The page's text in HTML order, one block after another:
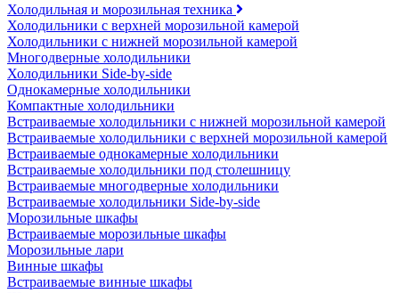
Холодильная и морозильная техника
Холодильники с верхней морозильной камерой
Холодильники с нижней морозильной камерой
Многодверные холодильники
Холодильники Side-by-side
Однокамерные холодильники
Компактные холодильники
Встраиваемые холодильники с нижней морозильной камерой
Встраиваемые холодильники с верхней морозильной камерой
Встраиваемые однокамерные холодильники
Встраиваемые холодильники под столешницу
Встраиваемые многодверные холодильники
Встраиваемые холодильники Side-by-side
Морозильные шкафы
Встраиваемые морозильные шкафы
Морозильные лари
Винные шкафы
Встраиваемые винные шкафы